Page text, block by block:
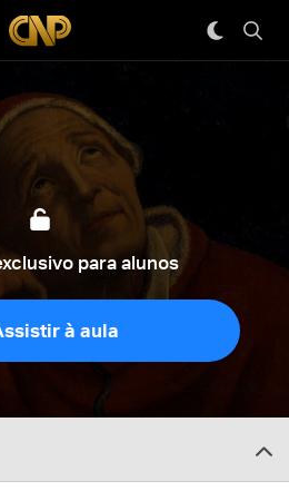
para alunos
à aula